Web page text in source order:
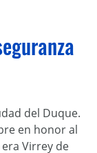
del Duque.
en honor al
Virrey de